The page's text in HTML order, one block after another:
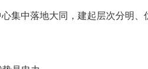
集中落地大同，建起层次分明、